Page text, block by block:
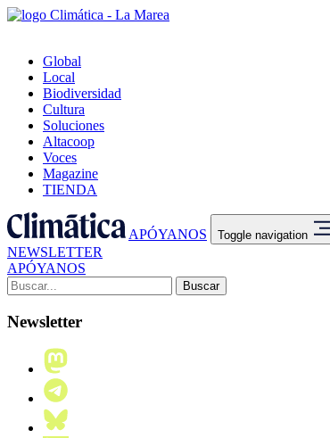
Global
Local
Biodiversidad
Cultura
Soluciones
Altacoop
Voces
Magazine
TIENDA
APÓYANOS Toggle navigation
NEWSLETTER
APÓYANOS
Buscar:
Newsletter